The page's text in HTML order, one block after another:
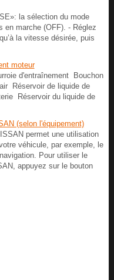
la sélection du mode
en marche (OFF). - Réglez
la vitesse désirée, puis
moteur
d'entraînement Bouchon
Réservoir de liquide de
Réservoir du liquide de
(selon l'équipement)
permet une utilisation
véhicule, par exemple, le
Pour utiliser le
appuyez sur le bouton